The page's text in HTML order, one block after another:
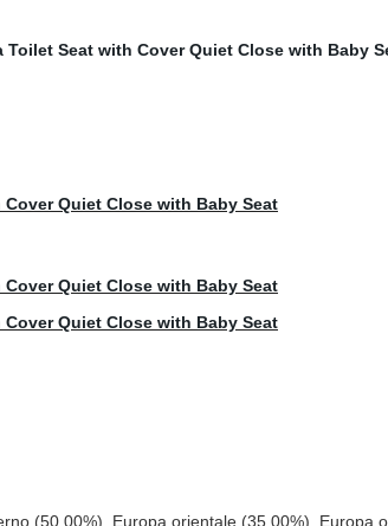
(50.00%), Europa orientale (35.00%), Europa